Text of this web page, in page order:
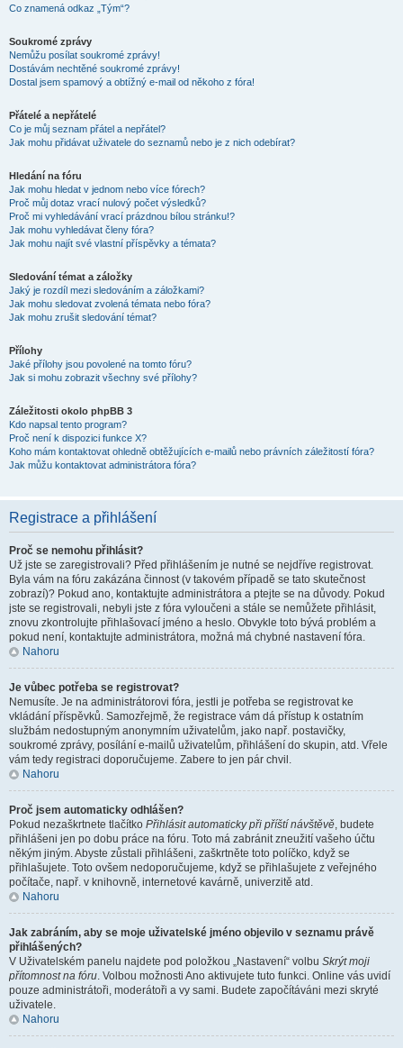
Co znamená odkaz „Tým“?
Soukromé zprávy
Nemůžu posílat soukromé zprávy!
Dostávám nechtěné soukromé zprávy!
Dostal jsem spamový a obtížný e-mail od někoho z fóra!
Přátelé a nepřátelé
Co je můj seznam přátel a nepřátel?
Jak mohu přidávat uživatele do seznamů nebo je z nich odebírat?
Hledání na fóru
Jak mohu hledat v jednom nebo více fórech?
Proč můj dotaz vrací nulový počet výsledků?
Proč mi vyhledávání vrací prázdnou bílou stránku!?
Jak mohu vyhledávat členy fóra?
Jak mohu najít své vlastní příspěvky a témata?
Sledování témat a záložky
Jaký je rozdíl mezi sledováním a záložkami?
Jak mohu sledovat zvolená témata nebo fóra?
Jak mohu zrušit sledování témat?
Přílohy
Jaké přílohy jsou povolené na tomto fóru?
Jak si mohu zobrazit všechny své přílohy?
Záležitosti okolo phpBB 3
Kdo napsal tento program?
Proč není k dispozici funkce X?
Koho mám kontaktovat ohledně obtěžujících e-mailů nebo právních záležitostí fóra?
Jak můžu kontaktovat administrátora fóra?
Registrace a přihlášení
Proč se nemohu přihlásit?
Už jste se zaregistrovali? Před přihlášením je nutné se nejdříve registrovat.
Byla vám na fóru zakázána činnost (v takovém případě se tato skutečnost
zobrazí)? Pokud ano, kontaktujte administrátora a ptejte se na důvody. Pokud
jste se registrovali, nebyli jste z fóra vyloučeni a stále se nemůžete přihlásit,
znovu zkontrolujte přihlašovací jméno a heslo. Obvykle toto bývá problém a
pokud není, kontaktujte administrátora, možná má chybné nastavení fóra.
Nahoru
Je vůbec potřeba se registrovat?
Nemusíte. Je na administrátorovi fóra, jestli je potřeba se registrovat ke
vkládání příspěvků. Samozřejmě, že registrace vám dá přístup k ostatním
službám nedostupným anonymním uživatelům, jako např. postavičky,
soukromé zprávy, posílání e-mailů uživatelům, přihlášení do skupin, atd. Vřele
vám tedy registraci doporučujeme. Zabere to jen pár chvil.
Nahoru
Proč jsem automaticky odhlášen?
Pokud nezaškrtnete tlačítko Přihlásit automaticky při příští návštěvě, budete
přihlášeni jen po dobu práce na fóru. Toto má zabránit zneužití vašeho účtu
někým jiným. Abyste zůstali přihlášeni, zaškrtněte toto políčko, když se
přihlašujete. Toto ovšem nedoporučujeme, když se přihlašujete z veřejného
počítače, např. v knihovně, internetové kavárně, univerzitě atd.
Nahoru
Jak zabráním, aby se moje uživatelské jméno objevilo v seznamu právě
přihlášených?
V Uživatelském panelu najdete pod položkou „Nastavení“ volbu Skrýt moji
přítomnost na fóru. Volbou možnosti Ano aktivujete tuto funkci. Online vás uvidí
pouze administrátoři, moderátoři a vy sami. Budete započítáváni mezi skryté
uživatele.
Nahoru